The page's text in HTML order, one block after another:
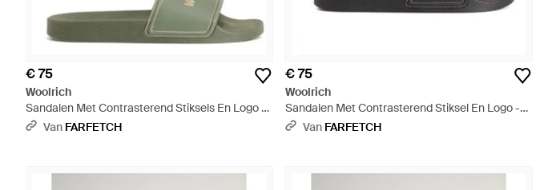
€ 75
Woolrich
Sandalen Met Contrasterend Stiksels En Logo -
Groen
Van FARFETCH
€ 75
Woolrich
Sandalen Met Contrasterend Stiksel En Logo -
Wit Van FARFETCH